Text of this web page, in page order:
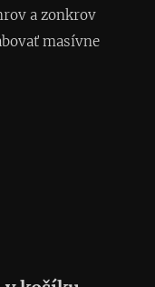
a zonkrov
masívne